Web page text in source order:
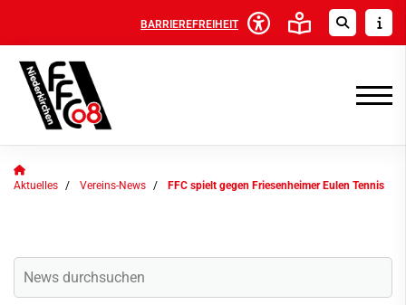
BARRIEREFREIHEIT
Aktuelles Vereins-News FFC spielt gegen Friesenheimer Eulen Tennis